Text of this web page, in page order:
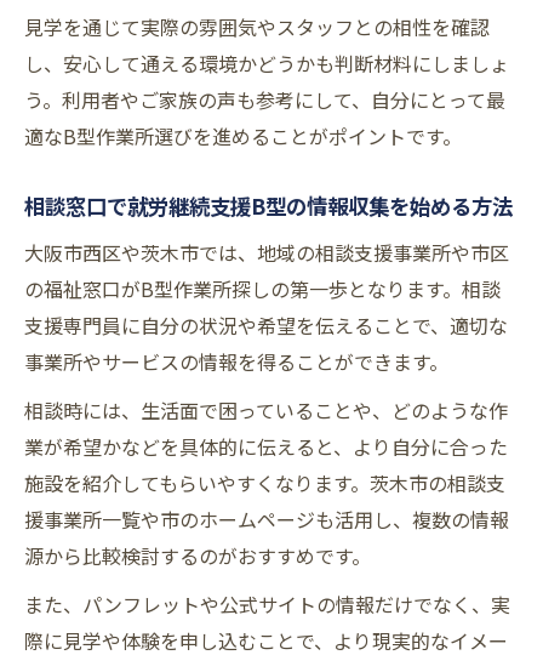
相談支援センターで就労継続支援B型の相談
を始める流れ
B型作業所探しで相談支援センターができる
サポート
イント
相談支援センターを活用したB型事業所の情
報整理術
B型作業所見学予約までの相談の進め方
就労継続支援B型利用前の準備ポイント
就労継続支援B型利用時の事前準備と必要書
類
利用前に整理したい相談内容と希望条件
就労継続支援B型利用申請の流れを把握する
B型作業所見学前に知っておきたい質問事項
就労継続支援B型利用開始までの手続きポイ
ント
見学を通じて実際の雰囲気やスタッフとの相性を確認
し、安心して通える環境かどうかも判断材料にしましょ
う。利用者やご家族の声も参考にして、自分にとって最
適なB型作業所選びを進めることがポイントです。
相談窓口で就労継続支援B型の情報収集を始める方法
大阪市西区や茨木市では、地域の相談支援事業所や市区
の福祉窓口がB型作業所探しの第一歩となります。相談
支援専門員に自分の状況や希望を伝えることで、適切な
事業所やサービスの情報を得ることができます。
相談時には、生活面で困っていることや、どのような作
業が希望かなどを具体的に伝えると、より自分に合った
施設を紹介してもらいやすくなります。茨木市の相談支
援事業所一覧や市のホームページも活用し、複数の情報
源から比較検討するのがおすすめです。
また、パンフレットや公式サイトの情報だけでなく、実
際に見学や体験を申し込むことで、より現実的なイメー